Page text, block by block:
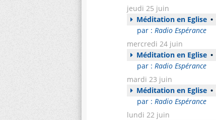
jeudi 25 juin
Méditation en Eglise •
par : Radio Espérance
mercredi 24 juin
Méditation en Eglise •
par : Radio Espérance
mardi 23 juin
Méditation en Eglise •
par : Radio Espérance
lundi 22 juin